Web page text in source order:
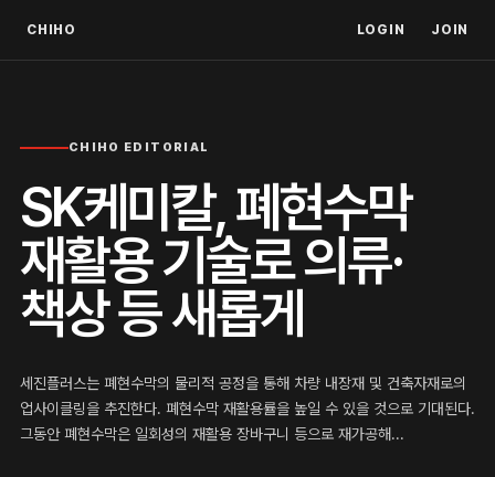
CHIHO LOGIN JOIN
CHIHO EDITORIAL
SK케미칼, 폐현수막
재활용 기술로 의류·
책상 등 새롭게
세진플러스는 폐현수막의 물리적 공정을 통해 차량 내장재 및 건축자재로의
업사이클링을 추진한다. 폐현수막 재활용률을 높일 수 있을 것으로 기대된다.
그동안 폐현수막은 일회성의 재활용 장바구니 등으로 재가공해...